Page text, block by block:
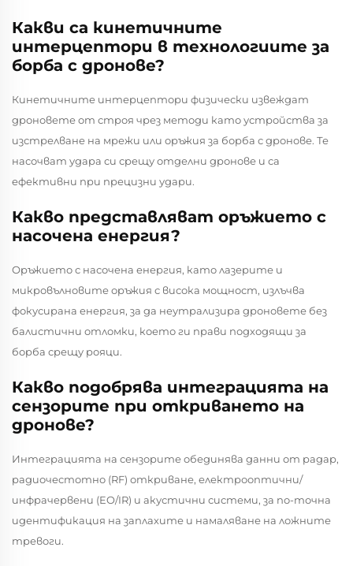
Какви са кинетичните
интерцептори в технологиите за
борба с дронове?
Кинетичните интерцептори физически извеждат
дроновете от строя чрез методи като устройства за
изстрелване на мрежи или оръжия за борба с дронове. Те
насочват удара си срещу отделни дронове и са
ефективни при прецизни удари.
Какво представляват оръжието с
насочена енергия?
Оръжието с насочена енергия, като лазерите и
микровълновите оръжия с висока мощност, излъчва
фокусирана енергия, за да неутрализира дроновете без
балистични отломки, което ги прави подходящи за
борба срещу рояци.
Какво подобрява интеграцията на
сензорите при откриването на
дронове?
Интеграцията на сензорите обединява данни от радар,
радиочестотно (RF) откриване, електрооптични/
инфрачервени (EO/IR) и акустични системи, за по-точна
идентификация на заплахите и намаляване на ложните
тревоги.